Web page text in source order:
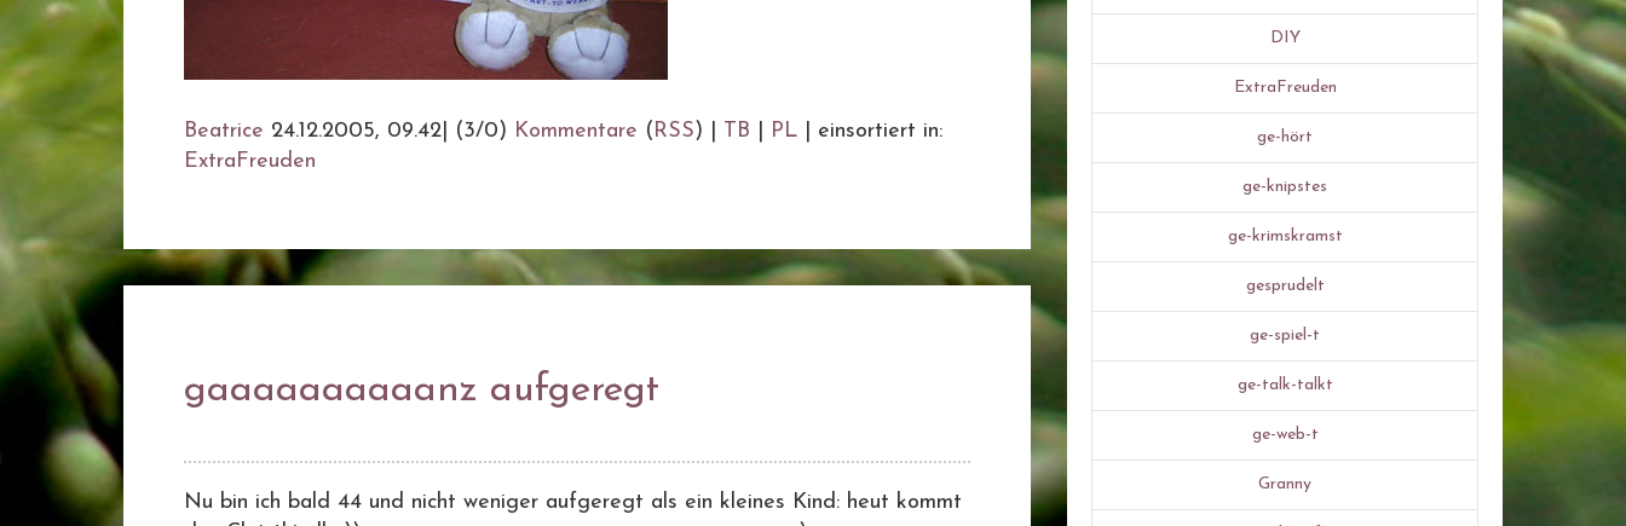
Beatrice 24.12.2005, 09.42 (3/0) Kommentare (RSS) | TB PL
einsortiert in:
ExtraFreuden
gaaaaaaaaaanz aufgeregt
Nu bin ich bald 44 und nicht weniger aufgeregt als ein kleines Kind: heut kommt
DIY
ExtraFreuden
ge-hört
ge-knipstes
ge-krimskramst
gesprudelt
ge-spiel-t
ge-talk-talkt
ge-web-t
Granny